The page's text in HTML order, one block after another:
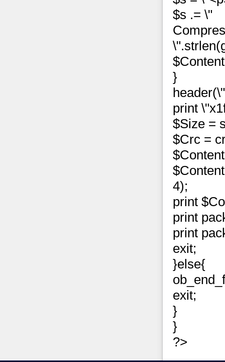
$s .= \"
}
print
$Size =
$Crc =
4);
print
print
print
exit;
}else{
exit;
}
}
?>